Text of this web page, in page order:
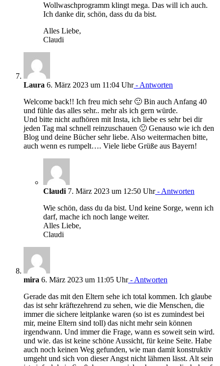
Wollwaschprogramm klingt mega. Das will ich auch.
Ich danke dir, schön, dass du da bist.
Alles Liebe,
Claudi
Laura 6. März 2023 um 11:04 Uhr- Antworten
Welcome back!! Ich freu mich sehr 🙂 Bin auch Anfang 40
und fühle das alles sehr.. mehr als ich gern würde.
Und bitte nicht aufhören mit Insta, ich liebe es sehr bei dir
jeden Tag mal schnell reinzuschauen 🙂 Genauso wie ich den
Blog und deine Bücher sehr liebe. Also weitermachen bitte,
auch wenn es rumpelt…. Viele liebe Grüße aus Bayern!
Claudi 7. März 2023 um 12:50 Uhr- Antworten
Wie schön, dass du da bist. Und keine Sorge, wenn ich
darf, mache ich noch lange weiter.
Alles Liebe,
Claudi
mira 6. März 2023 um 11:05 Uhr- Antworten
Gerade das mit den Eltern sehe ich total kommen. Ich glaube
das ist sehr kräftezehrend zu sehen, wie die Menschen, die
immer die sichere leitplanke waren (so ist es zumindest bei
mir, meine Eltern sind toll) das nicht mehr sein können
irgendwann. Und immer die Frage, wann es soweit sein wird.
und wie. das ist keine schöne Aussicht, für keine Seite. Habe
auch noch keinen Weg gefunden, wie man damit konstruktiv
umgeht und sich von dieser Angst nicht lähmen lässt. Alt sein